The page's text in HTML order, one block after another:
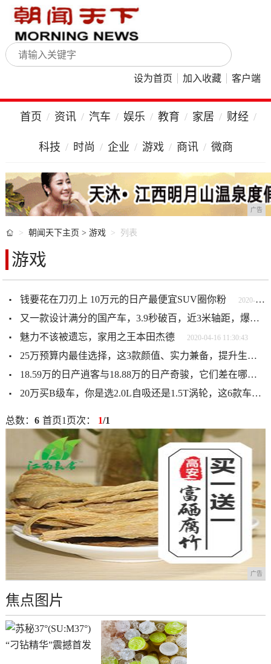
设为首页 加入收藏 客户端
首页 资讯 汽车 娱乐 教育 家居 财经
科技 时尚 企业 游戏 商讯 微商
广告
 朝闻天下主页 > 游戏 列表
游戏
钱要花在刀刃上 10万元的日产最便宜SUV圈你粉 2020-04-16 11:31:36
又一款设计满分的国产车，3.9秒破百，近3米轴距，爆款预定
魅力不该被遗忘，家用之王本田杰德
2020-04-16 11:30:43
25万预算内最佳选择，这3款颜值、实力兼备，提升生活品质少不了
18.59万的日产逍客与18.88万的日产奇骏，它们差在哪？
20万买B级车，你是选2.0L自吸还是1.5T涡轮，这6款车有你的菜吗
总数： 6 首页1 页次： 1/1
广告
焦点图片